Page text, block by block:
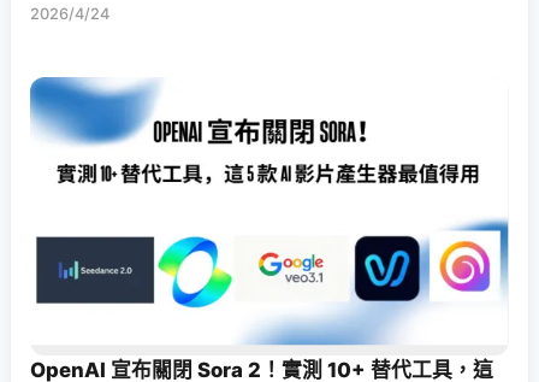
2026/4/24
OpenAI 宣布關閉 Sora 2！實測 10+ 替代工具，這